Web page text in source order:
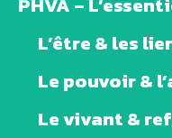
L’être & les
Le pouvoir &
Le vivant &